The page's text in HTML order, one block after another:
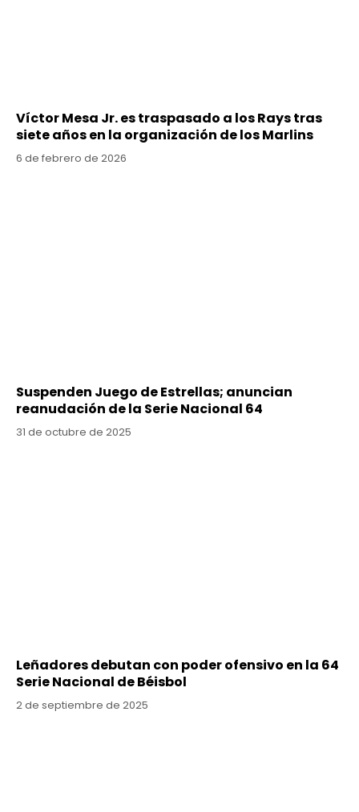
Víctor Mesa Jr. es traspasado a los Rays tras
siete años en la organización de los Marlins
6 de febrero de 2026
Suspenden Juego de Estrellas; anuncian
reanudación de la Serie Nacional 64
31 de octubre de 2025
Leñadores debutan con poder ofensivo en la 64
Serie Nacional de Béisbol
2 de septiembre de 2025